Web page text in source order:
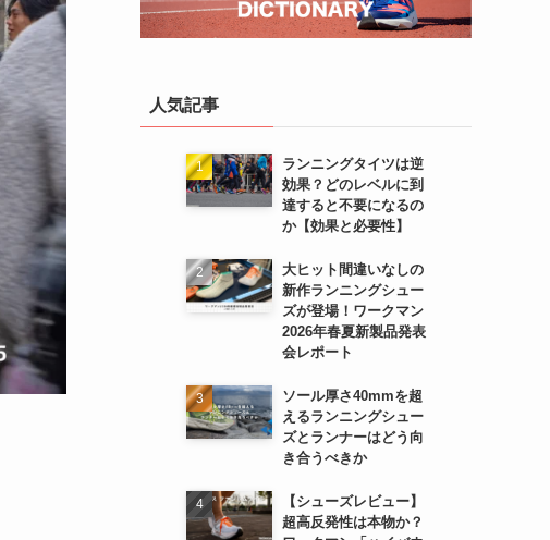
人気記事
ランニングタイツは逆
効果？どのレベルに到
達すると不要になるの
か【効果と必要性】
大ヒット間違いなしの
新作ランニングシュー
ズが登場！ワークマン
2026年春夏新製品発表
会レポート
ソール厚さ40mmを超
えるランニングシュー
ズとランナーはどう向
き合うべきか
【シューズレビュー】
超高反発性は本物か？